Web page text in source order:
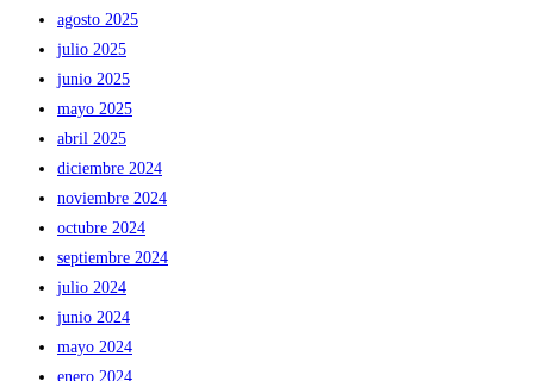
agosto 2025
julio 2025
junio 2025
mayo 2025
abril 2025
diciembre 2024
noviembre 2024
octubre 2024
septiembre 2024
julio 2024
junio 2024
mayo 2024
enero 2024